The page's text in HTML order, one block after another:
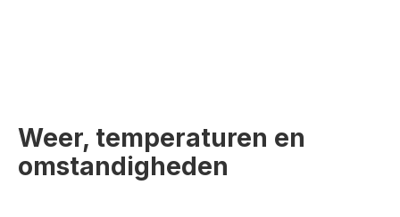
Weer, temperaturen en
omstandigheden